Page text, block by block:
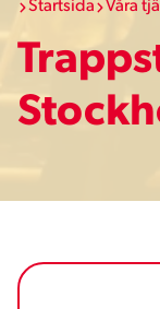
Startsida Våra